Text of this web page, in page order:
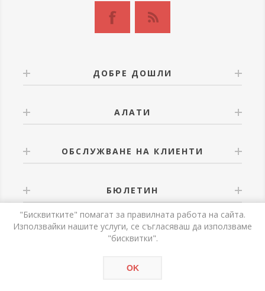
ДОБРЕ ДОШЛИ
АЛАТИ
ОБСЛУЖВАНЕ НА КЛИЕНТИ
БЮЛЕТИН
Авторски права © 2026 Alati. Всички права запазени.
"Бисквитките" помагат за правилната работа на сайта.
Използвайки нашите услуги, се съгласяваш да използваме
"бисквитки".
OK